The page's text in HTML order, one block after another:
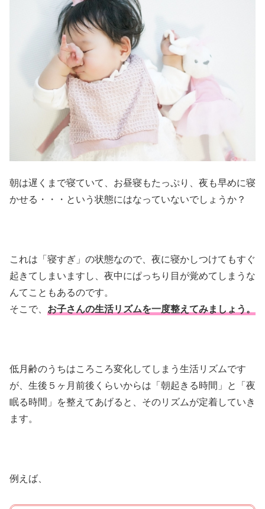
朝は遅くまで寝ていて、お昼寝もたっぷり、夜も早めに寝
かせる・・・という状態にはなっていないでしょうか？
これは「寝すぎ」の状態なので、夜に寝かしつけてもすぐ
起きてしまいますし、夜中にぱっちり目が覚めてしまうな
んてこともあるのです。
そこで、 お子さんの生活リズムを一度整えてみましょう。
低月齢のうちはころころ変化してしまう生活リズムです
が、生後５ヶ月前後くらいからは「朝起きる時間」と「夜
眠る時間」を整えてあげると、そのリズムが定着していき
ます。
例えば、